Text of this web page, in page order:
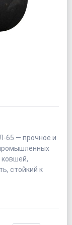
65 — прочное и
стойкий к